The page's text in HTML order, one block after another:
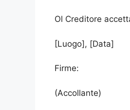
Ol Creditore
[Luogo], [Data]
Firme:
(Accollante)